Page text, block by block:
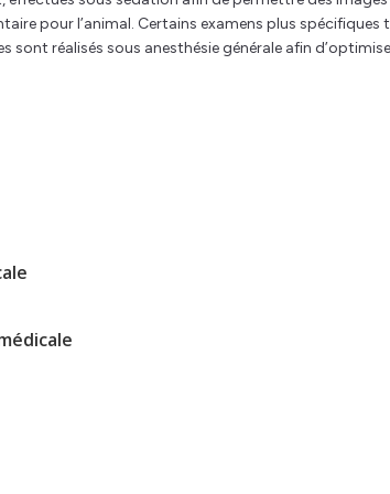
pour l’animal. Certains examens plus spécifiques
réalisés sous anesthésie générale afin